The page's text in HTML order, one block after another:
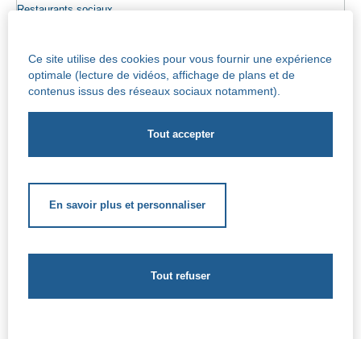
Ce site utilise des cookies pour vous fournir une expérience
optimale (lecture de vidéos, affichage de plans et de
contenus issus des réseaux sociaux notamment).
En savoir plus et personnaliser
Restaurants sociaux
Epicerie sociale
Socio-culturel
Soutien scolaire